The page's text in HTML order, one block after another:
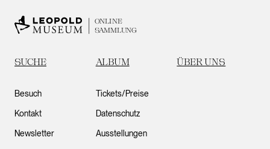
ONLINE
SAMMLUNG
SUCHE ALBUM ÜBER UNS
Besuch
Kontakt
Newsletter
Tickets/Preise
Datenschutz
Ausstellungen